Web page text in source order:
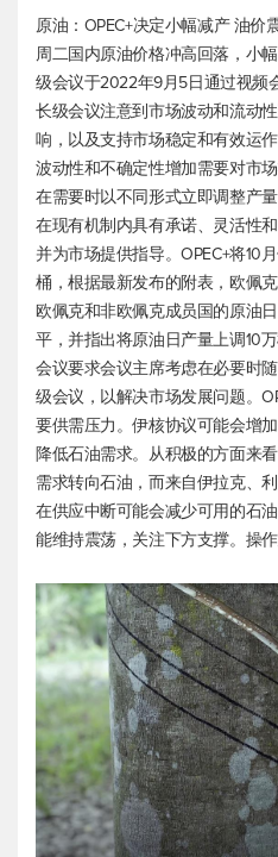
原油：OPEC+决定小幅减产 油价
周二国内原油价格冲高回落，小
级会议于2022年9月5日通过视频
长级会议注意到市场波动和流动
响，以及支持市场稳定和有效运
波动性和不确定性增加需要对市
在需要时以不同形式立即调整产
在现有机制内具有承诺、灵活性
并为市场提供指导。OPEC+将10
桶，根据最新发布的附表，欧佩
欧佩克和非欧佩克成员国的原油
平，并指出将原油日产量上调10
会议要求会议主席考虑在必要时
级会议，以解决市场发展问题。
要供需压力。伊核协议可能会增
降低石油需求。从积极的方面来
需求转向石油，而来自伊拉克、
在供应中断可能会减少可用的石
能维持震荡，关注下方支撑。操作